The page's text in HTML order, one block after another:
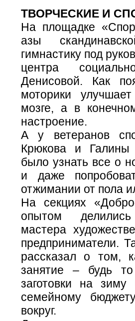
ТВОРЧЕСКИЕ И
На площадке
азы
гимнастику под
центра
Денисовой. Как
моторики
мозге, а в
настроение.
А у ветеранов
Крюкова и
было узнать все о
и даже
отжимании от пола
На секциях
опытом
мастера
предприниматели.
рассказал о том,
занятие – будь то
заготовки на
семейному
вокруг.